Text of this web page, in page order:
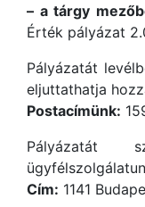
– a tárgy
Érték pályázat
Pályázatát
eljuttathatja
Postacímünk:
Pályázatát
Cím: 1141